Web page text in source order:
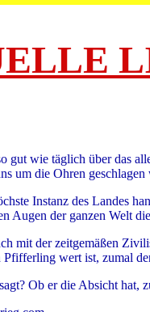
gut wie täglich über das
um die Ohren geschlagen
Instanz des Landes
Augen der ganzen Welt
mit der zeitgemäßen
wert ist, zumal
Ob er die Absicht hat,